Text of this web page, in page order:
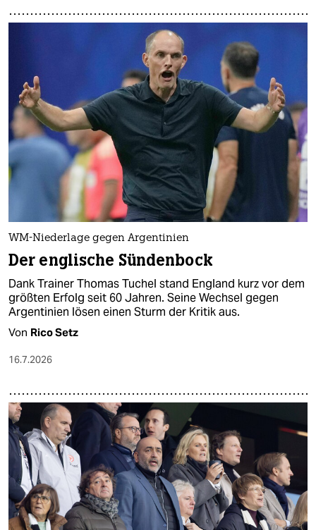
WM-Niederlage gegen Argentinien
Der englische Sündenbock
Dank Trainer Thomas Tuchel stand England kurz vor dem
größten Erfolg seit 60 Jahren. Seine Wechsel gegen
Argentinien lösen einen Sturm der Kritik aus.
Von Rico Setz
16.7.2026